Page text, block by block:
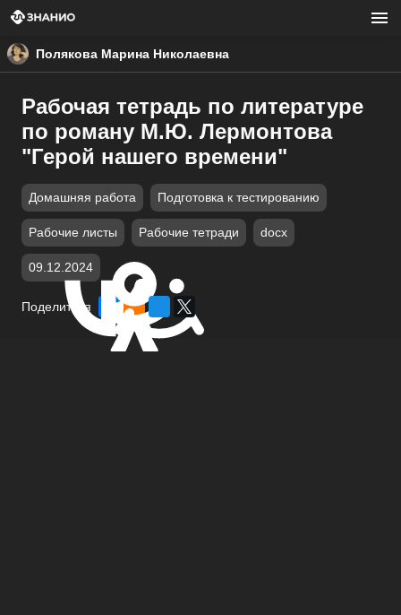
Полякова Марина Николаевна
Рабочая тетрадь по литературе
по роману М.Ю. Лермонтова
"Герой нашего времени"
Домашняя работа Подготовка к тестированию
Рабочие листы Рабочие тетради docx
09.12.2024
Поделиться